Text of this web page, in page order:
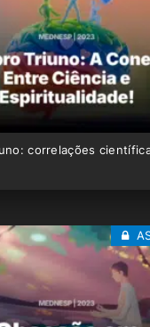
correlações